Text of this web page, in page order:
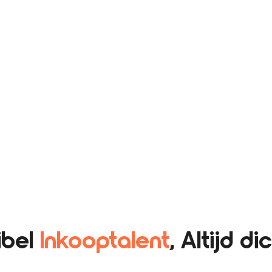
Inkooptalent, Altijd